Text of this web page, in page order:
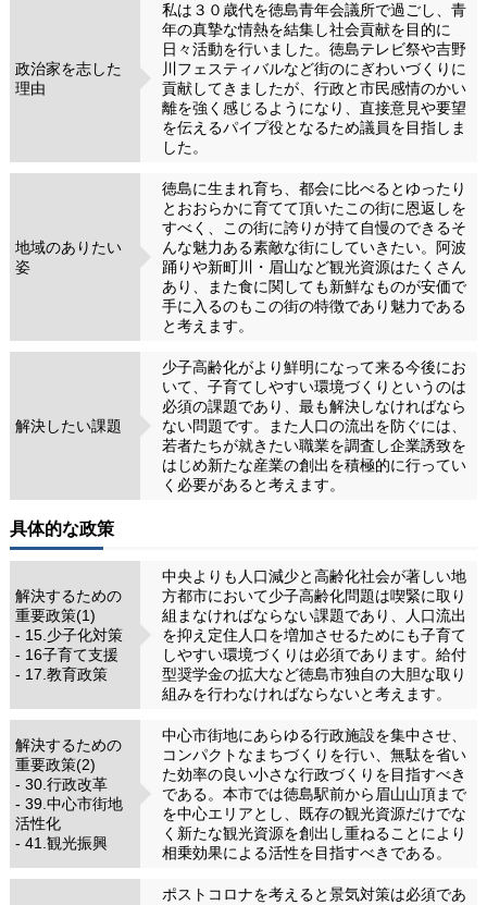
政治家を志した
理由
私は３０歳代を徳島青年会議所で過ごし、青
年の真摯な情熱を結集し社会貢献を目的に
日々活動を行いました。徳島テレビ祭や吉野
川フェスティバルなど街のにぎわいづくりに
貢献してきましたが、行政と市民感情のかい
離を強く感じるようになり、直接意見や要望
を伝えるパイプ役となるため議員を目指しま
した。
地域のありたい
姿
徳島に生まれ育ち、都会に比べるとゆったり
とおおらかに育てて頂いたこの街に恩返しを
すべく、この街に誇りが持て自慢のできるそ
んな魅力ある素敵な街にしていきたい。阿波
踊りや新町川・眉山など観光資源はたくさん
あり、また食に関しても新鮮なものが安価で
手に入るのもこの街の特徴であり魅力である
と考えます。
解決したい課題
少子高齢化がより鮮明になって来る今後にお
いて、子育てしやすい環境づくりというのは
必須の課題であり、最も解決しなければなら
ない問題です。また人口の流出を防ぐには、
若者たちが就きたい職業を調査し企業誘致を
はじめ新たな産業の創出を積極的に行ってい
く必要があると考えます。
具体的な政策
解決するための
重要政策(1)
- 15.少子化対策
- 16子育て支援
- 17.教育政策
中央よりも人口減少と高齢化社会が著しい地
方都市において少子高齢化問題は喫緊に取り
組まなければならない課題であり、人口流出
を抑え定住人口を増加させるためにも子育て
しやすい環境づくりは必須であります。給付
型奨学金の拡大など徳島市独自の大胆な取り
組みを行わなければならないと考えます。
解決するための
重要政策(2)
- 30.行政改革
- 39.中心市街地
活性化
- 41.観光振興
中心市街地にあらゆる行政施設を集中させ、
コンパクトなまちづくりを行い、無駄を省い
た効率の良い小さな行政づくりを目指すべき
である。本市では徳島駅前から眉山山頂まで
を中心エリアとし、既存の観光資源だけでな
く新たな観光資源を創出し重ねることにより
相乗効果による活性を目指すべきである。
ポストコロナを考えると景気対策は必須であ